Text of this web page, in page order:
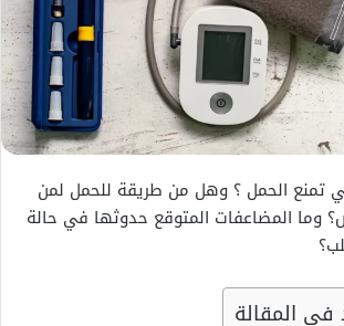
تمنع الحمل ؟ وهل من طريقة للحمل لمن
وما المضاعفات المتوقع حدوثها في حالة
المقالة